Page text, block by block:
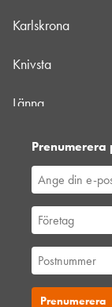
Karlskrona
Knivsta
Länna
Mörbylånga -
Nacka
Norrtälje